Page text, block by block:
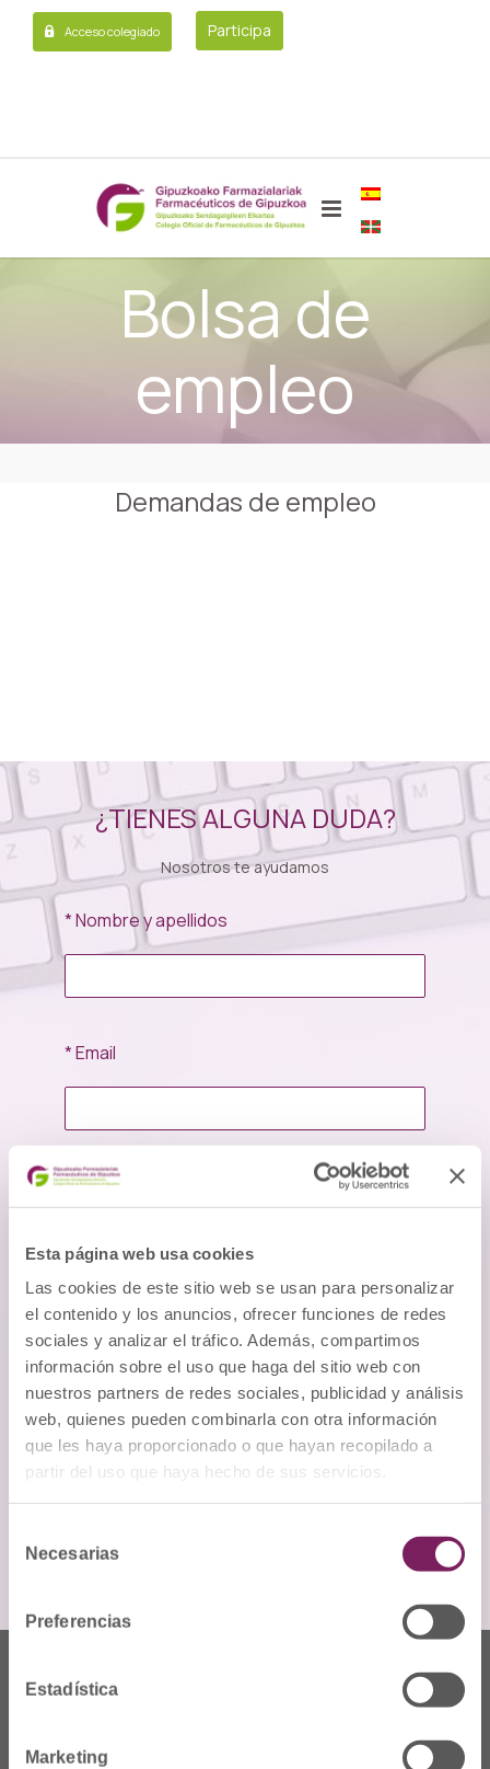
Esta página web usa cookies
Las cookies de este sitio web se usan para personalizar
el contenido y los anuncios, ofrecer funciones de redes
sociales y analizar el tráfico. Además, compartimos
información sobre el uso que haga del sitio web con
nuestros partners de redes sociales, publicidad y análisis
web, quienes pueden combinarla con otra información
que les haya proporcionado o que hayan recopilado a
partir del uso que haya hecho de sus servicios.
Necesarias
Preferencias
Estadística
Marketing
Acceso colegiado Participa
Bolsa de
empleo
Demandas de empleo
¿TIENES ALGUNA DUDA?
Nosotros te ayudamos
* Nombre y apellidos
* Email
Consulta
He leído y acepto lostérminos y
condiciones